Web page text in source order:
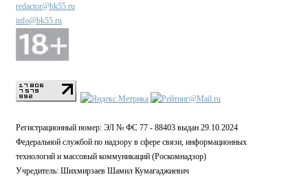
redactor@bk55.ru
info@bk55.ru
Регистрационный номер: ЭЛ № ФС 77 - 88403 выдан 29.10.2024
Федеральной службой по надзору в сфере связи, информационных
технологий и массовый коммуникаций (Роскомнадзор)
Учредитель: Шихмирзаев Шамил Кумагаджиевич